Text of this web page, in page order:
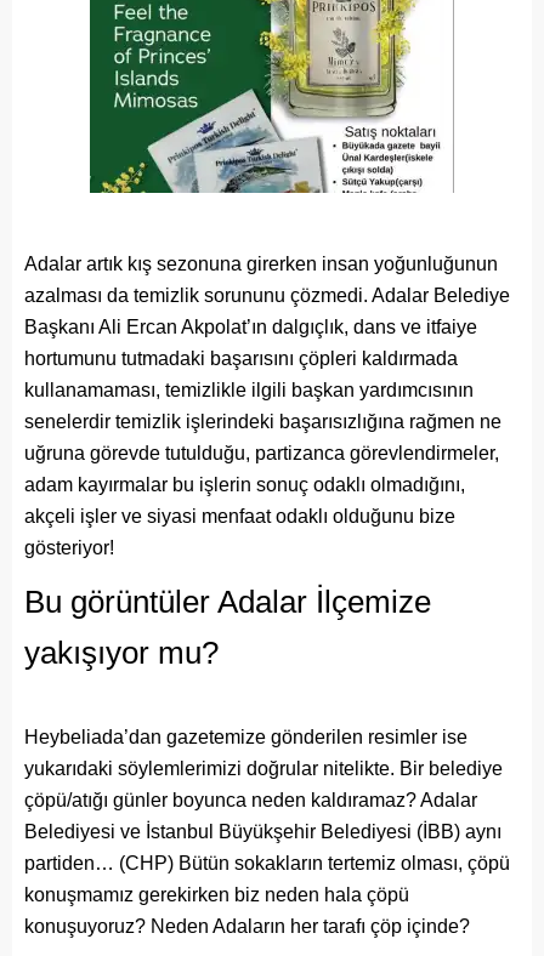
Adalar artık kış sezonuna girerken insan yoğunluğunun
azalması da temizlik sorununu çözmedi. Adalar Belediye
Başkanı Ali Ercan Akpolat’ın dalgıçlık, dans ve itfaiye
hortumunu tutmadaki başarısını çöpleri kaldırmada
kullanamaması, temizlikle ilgili başkan yardımcısının
senelerdir temizlik işlerindeki başarısızlığına rağmen ne
uğruna görevde tutulduğu, partizanca görevlendirmeler,
adam kayırmalar bu işlerin sonuç odaklı olmadığını,
akçeli işler ve siyasi menfaat odaklı olduğunu bize
gösteriyor!
Bu görüntüler Adalar İlçemize
yakışıyor mu?
Heybeliada’dan gazetemize gönderilen resimler ise
yukarıdaki söylemlerimizi doğrular nitelikte. Bir belediye
çöpü/atığı günler boyunca neden kaldıramaz? Adalar
Belediyesi ve İstanbul Büyükşehir Belediyesi (İBB) aynı
partiden… (CHP) Bütün sokakların tertemiz olması, çöpü
konuşmamız gerekirken biz neden hala çöpü
konuşuyoruz? Neden Adaların her tarafı çöp içinde?